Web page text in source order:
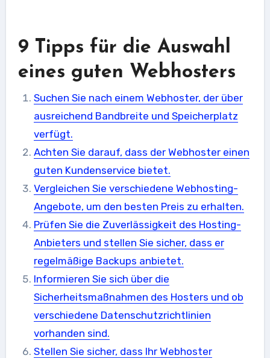
9 Tipps für die Auswahl
eines guten Webhosters
Suchen Sie nach einem Webhoster, der über
ausreichend Bandbreite und Speicherplatz
verfügt.
Achten Sie darauf, dass der Webhoster einen
guten Kundenservice bietet.
Vergleichen Sie verschiedene Webhosting-
Angebote, um den besten Preis zu erhalten.
Prüfen Sie die Zuverlässigkeit des Hosting-
Anbieters und stellen Sie sicher, dass er
regelmäßige Backups anbietet.
Informieren Sie sich über die
Sicherheitsmaßnahmen des Hosters und ob
verschiedene Datenschutzrichtlinien
vorhanden sind.
Stellen Sie sicher, dass Ihr Webhoster